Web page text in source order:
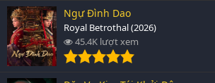
Ngự Đình Dao
Royal Betrothal (2026)
45.4K lượt xem